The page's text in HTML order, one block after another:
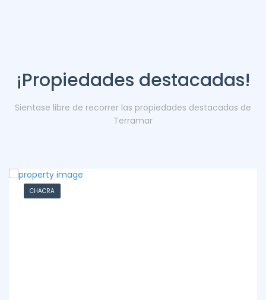
¡Propiedades destacadas!
Sientase libre de recorrer las propiedades destacadas de
Terramar
CHACRA